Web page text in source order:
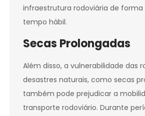
infraestrutura rodoviária de
tempo hábil.
Secas Prolongadas
Além disso, a vulnerabilidade das
desastres naturais, como secas
também pode prejudicar a
transporte rodoviário. Durante